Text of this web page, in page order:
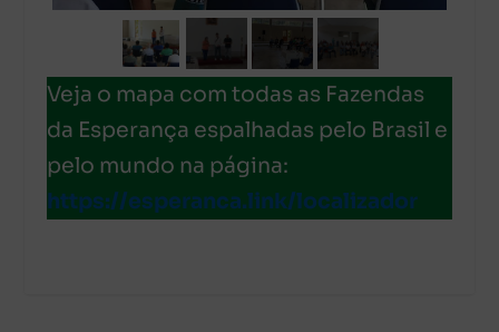
Veja o mapa com todas as Fazendas
da Esperança espalhadas pelo Brasil e
pelo mundo na página:
https://esperanca.link/localizador